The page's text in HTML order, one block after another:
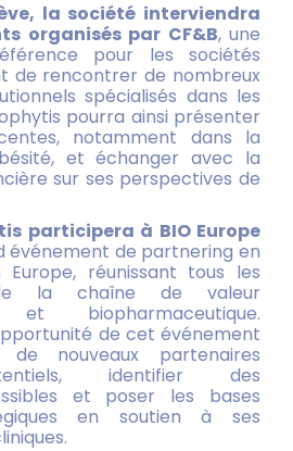
la société interviendra
organisés par CF&B, une
pour les sociétés
de rencontrer de nombreux
spécialisés dans les
pourra ainsi présenter
notamment dans la
et échanger avec la
sur ses perspectives de
participera à BIO Europe
événement de partnering en
Europe, réunissant tous les
la chaîne de valeur
et biopharmaceutique.
de cet événement
nouveaux partenaires
identifier des
et poser les bases
en soutien à ses